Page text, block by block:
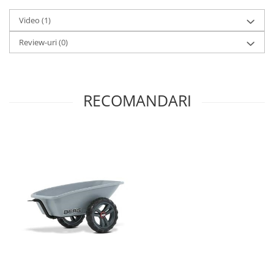
Seturi de hranire
Joaca si sport exterior
Trambuline
Patine gheata reglabile
Mese de Tenis
Articole de plaja
Jucarii pentru copii
Video (1)
Review-uri(0)
RECOMANDARI